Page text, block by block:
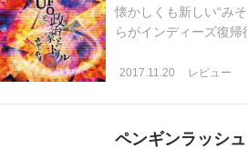
懐かしくも新しい“み
らがインディーズ復帰
2017.11.20 レビュー
ペンギンラッシ